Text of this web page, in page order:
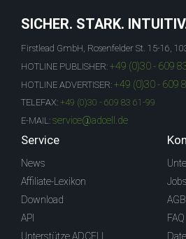
SICHER. STARK.
Firstlead GmbH, Rosenfelder St. 15-16,
HOTLINE PUBLISHER: +49 (0)30 - 609
HOTLINE ADVERTISER: +49 (0)30 - 609
TELEFAX: +49 (0)30 - 609 83 61-99
E-MAIL: service@adcell.de
Service
News
Affiliate-Lexikon
Download
API
Unterstütze ADCELL
Jobs
FAQ